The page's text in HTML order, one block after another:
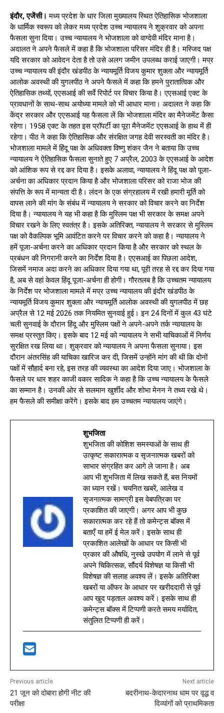
इंदौर, एजेंसी। मध्य प्रदेश के धार जिला मुख्यालय स्थित ऐतिहासिक भोजशाला
के धार्मिक स्वरूप को लेकर मध्य प्रदेश उच्च न्यायालय ने शुक्रवार को अपना
फैसला सुना दिया। उच्च न्यायालय ने भोजशाला को वाग्देवी मंदिर माना है।
अदालत ने अपने फैसले में कहा है कि भोजशाला परिसर मंदिर ही है। मस्जिद पक्ष
यदि सरकार को आवेदन देता है तो उसे अलग जमीन उपलब्ध कराई जाएगी। मप्र
उच्च न्यायालय की इंदौर खंडपीठ के न्यायमूर्ति विजय कुमार शुक्ला और न्यायमूर्ति
आलोक अवस्थी की युगलपीठ ने अपने फैसले में कहा कि हमने पुरातात्विक और
ऐतिहासिक तथ्यों, एएसआई की सर्वे रिपोर्ट पर विचार किया है। एएसआई एक्ट के
प्रावधानों के साथ-साथ अयोध्या मामले को भी आधार माना। अदालत ने कहा कि
केंद्र सरकार और एएसआई यह फैसला लें कि भोजशाला मंदिर का मैनेजमेंट कैसा
रहेगा। 1958 एक्ट के तहत इस प्रॉपर्टी का पूरा मैनेजमेंट एएसआई के हाथ में ही
रहेगा। पीठ ने कहा कि ऐतिहासिक और संरक्षित जगह देवी सरस्वती का मंदिर है।
भोजशाला मामले में हिंदू पक्ष के अधिवक्ता विष्णु शंकर जैन ने बताया कि उच्च
न्यायालय ने ऐतिहासिक फैसला सुनाते हुए 7 अप्रैल, 2003 के एएसआई के आदेश
को आंशिक रूप से रद्द कर दिया है। इसके अलावा, न्यायालय ने हिंदू पक्ष को पूजा-
अर्चना का अधिकार प्रदान किया है और भोजशाला परिसर को राजा भोज की
संपत्ति के रूप में मान्यता दी है। लंदन के एक संग्रहालय में रखी हमारी मूर्ति को
वापस लाने की मांग के संबंध में न्यायालय ने सरकार को विचार करने का निर्देश
दिया है। न्यायालय ने यह भी कहा है कि मुस्लिम पक्ष भी सरकार के समक्ष अपने
विचार रखने के लिए स्वतंत्र है। इसके अतिरिक्त, न्यायालय ने सरकार से मुस्लिम
पक्ष को वैकल्पिक भूमि आवंटित करने पर विचार करने को कहा है। न्यायालय ने
हमें पूजा-अर्चना करने का अधिकार प्रदान किया है और सरकार को स्थल के
प्रबंधन की निगरानी करने का निर्देश दिया है। एएसआई का पिछला आदेश,
जिसमें नमाज अदा करने का अधिकार दिया गया था, पूरी तरह से रद्द कर दिया गया
है, अब से वहां केवल हिंदू पूजा-अर्चना ही होगी। गौरतलब है कि उच्चतम न्यायालय
के निर्देश पर भोजशाला मामले में मप्र उच्च न्यायालय की इंदौर खंडपीठ के
न्यायमूर्ति विजय कुमार शुक्ला और न्यायमूर्ति आलोक अवस्थी की युगलपीठ में छह
अप्रैल से 12 मई 2026 तक नियमित सुनवाई हुई। इन 24 दिनों में कुल 43 घंटे
चली सुनवाई के दौरान हिंदू और मुस्लिम पक्षों ने अपने-अपने तर्क न्यायालय के
समक्ष प्रस्तुत किए। इसके बाद 12 मई को न्यायालय ने सभी याचिकाओं में निर्णय
सुरक्षित रख लिया था। शुक्रवार को न्यायालय ने अपना फैसला सुनाया। इस
दौरान अंतरसिंह की याचिका खारिज कर दी, जिसमें उन्होंने मांग की थी कि दोनों
पक्षों में सौहार्द बना रहे, इस तरह की व्यवस्था का आदेश दिया जाए। भोजशाला के
फैसले पर धार शहर काजी वकार सादिक ने कहा है कि उच्च न्यायालय के फैसले
का सम्मान है। उनकी ओर से सलमान खुर्शीद और शोभा मेनन ने तथ्य रखे थे।
हम फैसले की समीक्षा करेंगे। इसके बाद हम उच्चतम न्यायालय जाएंगे।
शुभजिता
शुभजिता की कोशिश समस्याओं के साथ ही
उत्कृष्ट सकारात्मक व सृजनात्मक खबरों को
साभार संग्रहित कर आगे ले जाना है। अब
आप भी शुभजिता में लिख सकते हैं, बस नियमों
का ध्यान रखें। चयनित खबरें, आलेख व
सृजनात्मक सामग्री इस वेबपत्रिका पर
प्रकाशित की जाएगी। अगर आप भी कुछ
सकारात्मक कर रहे हैं तो कमेन्ट्स बॉक्स में
बताएँ या हमें ई मेल करें। इसके साथ ही
प्रकाशित आलेखों के आधार पर किसी भी
प्रकार की औषधि, नुस्खे उपयोग में लाने से पूर्व
अपने चिकित्सक, सौंदर्य विशेषज्ञ या किसी भी
विशेषज्ञ की सलाह अवश्य लें। इसके अतिरिक्त
खबरों या ऑफर के आधार पर खरीददारी से पूर्व
आप खुद पड़ताल अवश्य करें। इसके साथ ही
कमेन्ट्स बॉक्स में टिप्पणी करते समय मर्यादित,
संतुलित टिप्पणी ही करें।
Previous article
21 जून को दोबारा होगी नीट की
परीक्षा
Next article
बदरीनाथ-केदारनाथ धाम पर वृद्ध व
दिव्यांगों को प्राथमिकता